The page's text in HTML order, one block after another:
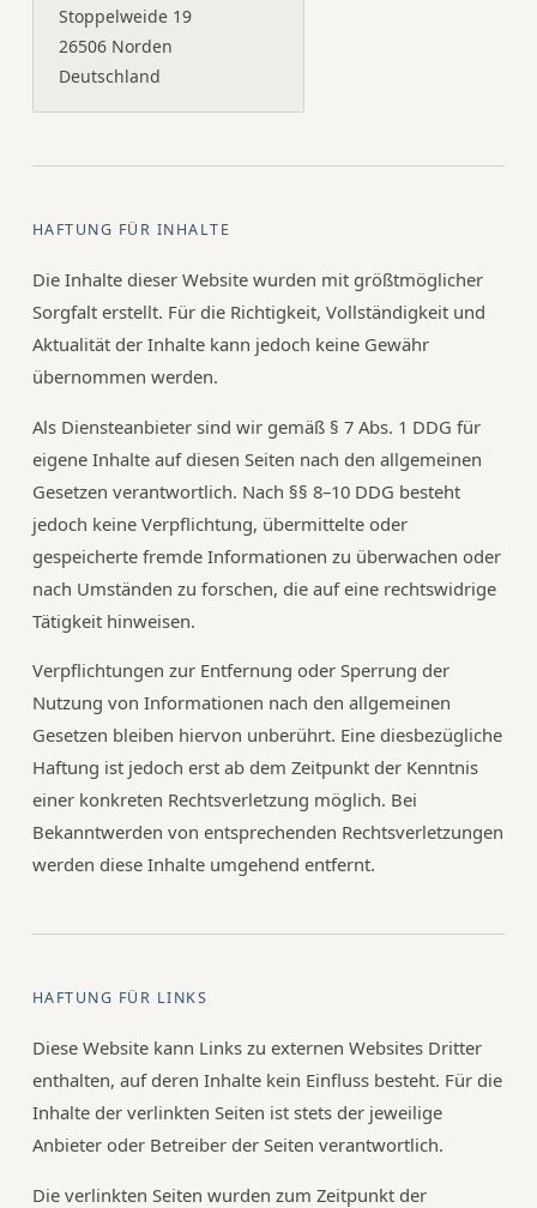
Stoppelweide 19
26506 Norden
Deutschland
HAFTUNG FÜR INHALTE
Die Inhalte dieser Website wurden mit größtmöglicher
Sorgfalt erstellt. Für die Richtigkeit, Vollständigkeit und
Aktualität der Inhalte kann jedoch keine Gewähr
übernommen werden.
Als Diensteanbieter sind wir gemäß § 7 Abs. 1 DDG für
eigene Inhalte auf diesen Seiten nach den allgemeinen
Gesetzen verantwortlich. Nach §§ 8–10 DDG besteht
jedoch keine Verpflichtung, übermittelte oder
gespeicherte fremde Informationen zu überwachen oder
nach Umständen zu forschen, die auf eine rechtswidrige
Tätigkeit hinweisen.
Verpflichtungen zur Entfernung oder Sperrung der
Nutzung von Informationen nach den allgemeinen
Gesetzen bleiben hiervon unberührt. Eine diesbezügliche
Haftung ist jedoch erst ab dem Zeitpunkt der Kenntnis
einer konkreten Rechtsverletzung möglich. Bei
Bekanntwerden von entsprechenden Rechtsverletzungen
werden diese Inhalte umgehend entfernt.
HAFTUNG FÜR LINKS
Diese Website kann Links zu externen Websites Dritter
enthalten, auf deren Inhalte kein Einfluss besteht. Für die
Inhalte der verlinkten Seiten ist stets der jeweilige
Anbieter oder Betreiber der Seiten verantwortlich.
Die verlinkten Seiten wurden zum Zeitpunkt der